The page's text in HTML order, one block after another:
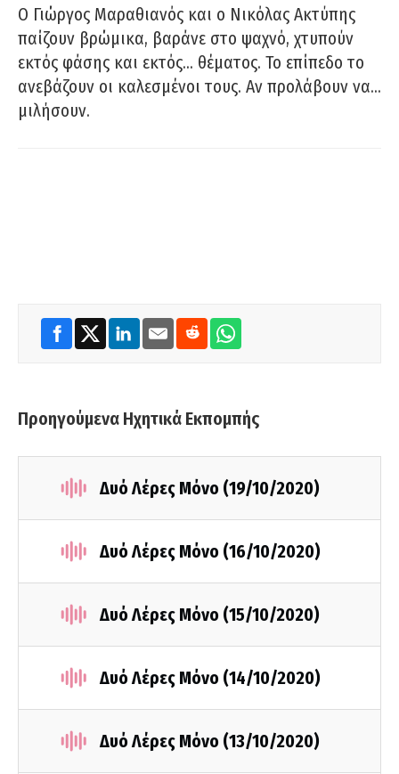
Ο Γιώργος Μαραθιανός και ο Νικόλας Ακτύπης
παίζουν βρώμικα, βαράνε στο ψαχνό, χτυπούν
εκτός φάσης και εκτός… θέματος. Το επίπεδο το
ανεβάζουν οι καλεσμένοι τους. Αν προλάβουν να…
μιλήσουν.
Προηγούμενα Ηχητικά Εκπομπής
Δυό Λέρες Μόνο (19/10/2020)
Δυό Λέρες Μόνο (16/10/2020)
Δυό Λέρες Μόνο (15/10/2020)
Δυό Λέρες Μόνο (14/10/2020)
Δυό Λέρες Μόνο (13/10/2020)